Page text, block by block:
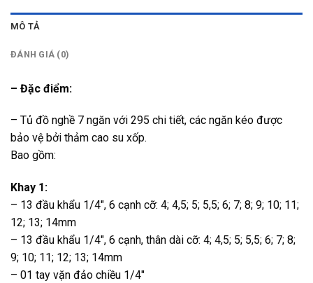
MÔ TẢ
ĐÁNH GIÁ (0)
– Đặc điểm:
– Tủ đồ nghề 7 ngăn với 295 chi tiết, các ngăn kéo được
bảo vệ bởi thảm cao su xốp.
Bao gồm:
Khay 1:
– 13 đầu khẩu 1/4″, 6 cạnh cỡ: 4; 4,5; 5; 5,5; 6; 7; 8; 9; 10; 11;
12; 13; 14mm
– 13 đầu khẩu 1/4″, 6 cạnh, thân dài cỡ: 4; 4,5; 5; 5,5; 6; 7; 8;
9; 10; 11; 12; 13; 14mm
– 01 tay vặn đảo chiều 1/4″